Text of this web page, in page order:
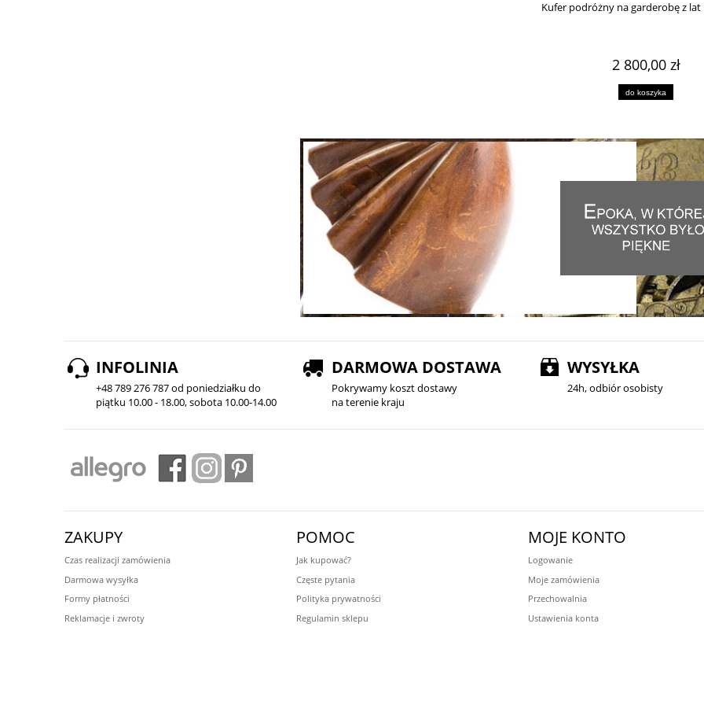
Kufer podróżny na garderobę z lat
2 800,00 zł
do koszyka
INFOLINIA
+48 789 276 787 od poniedziałku do
piątku 10.00 - 18.00, sobota 10.00-14.00
DARMOWA DOSTAWA
Pokrywamy koszt dostawy
na terenie kraju
WYSYŁKA
24h, odbiór osobisty
ZAKUPY
Czas realizacji zamówienia
Darmowa wysyłka
Formy płatności
Reklamacje i zwroty
POMOC
Jak kupować?
Częste pytania
Polityka prywatności
Regulamin sklepu
MOJE KONTO
Logowanie
Moje zamówienia
Przechowalnia
Ustawienia konta